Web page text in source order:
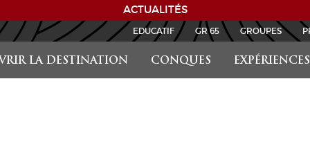
ACTUALITÉS
LA DESTINATION CONQUES EXPÉRIENCES
EDUCATIF GR 65 GROUPES